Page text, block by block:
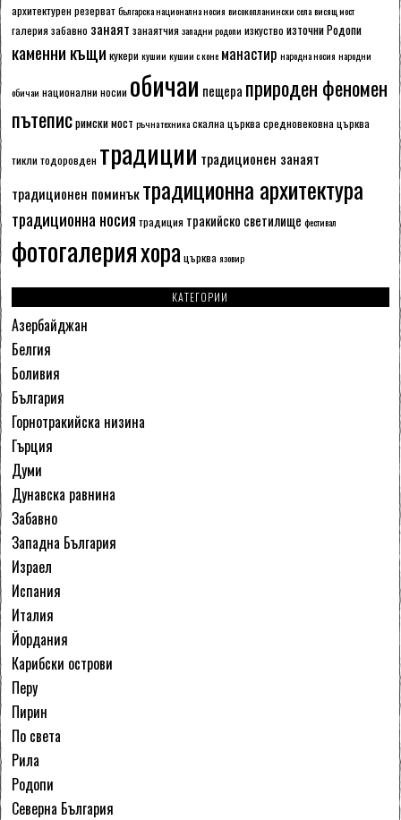
архитектурен резерват българска национална носия високопланински села висящ мост
галерия забавно занаят занаятчия западни родопи изкуство източни Родопи
каменни къщи кукери кушии кушии с коне манастир народна носия народни
обичаи национални носии обичаи пещера природен феномен
пътеписримски мост ръчна техника скална църква средновековна църква
тикли тодоровден традиции традиционен занаят
традиционен поминъктрадиционна архитектура
традиционна носия традиция тракийско светилище фестивал
фотогалерияхора църква язовир
КАТЕГОРИИ
Азербайджан
Белгия
Боливия
България
Горнотракийска низина
Гърция
Думи
Дунавска равнина
Забавно
Западна България
Израел
Испания
Италия
Йордания
Карибски острови
Перу
Пирин
По света
Рила
Родопи
Северна България